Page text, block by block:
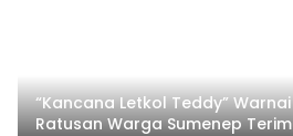
“Kancana Letkol Teddy”
Ratusan Warga Sumenep